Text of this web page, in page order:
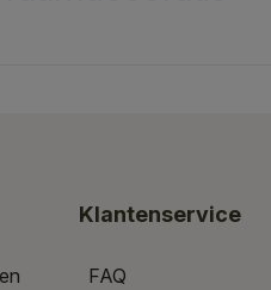
Klantenservice
FAQ